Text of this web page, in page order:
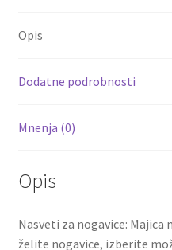
6
k
Opis
Dodatne podrobnosti
Mnenja (0)
Opis
Nasveti za nogavice: Majica
želite nogavice, izberite